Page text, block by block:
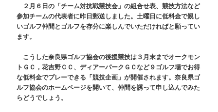
２月６日の「チーム対抗戦競技会」の組合せ表、競技方法など
参加チームの代表者に昨日郵送しました。土曜日に低料金で親し
いゴルフ仲間とゴルフを存分に楽しんでいただければと願ってい
ます。
こうした奈良県ゴルフ協会の後援競技は３月末までオークモン
トＧＣ，花吉野ＣＣ、ディアーパークＧＣなど９ゴルフ場でお得
な低料金でプレーできる「競技企画」が開催されます。奈良県ゴ
ルフ協会のホームページを開いて、仲間を誘って申し込んでみた
らどうでしょう。